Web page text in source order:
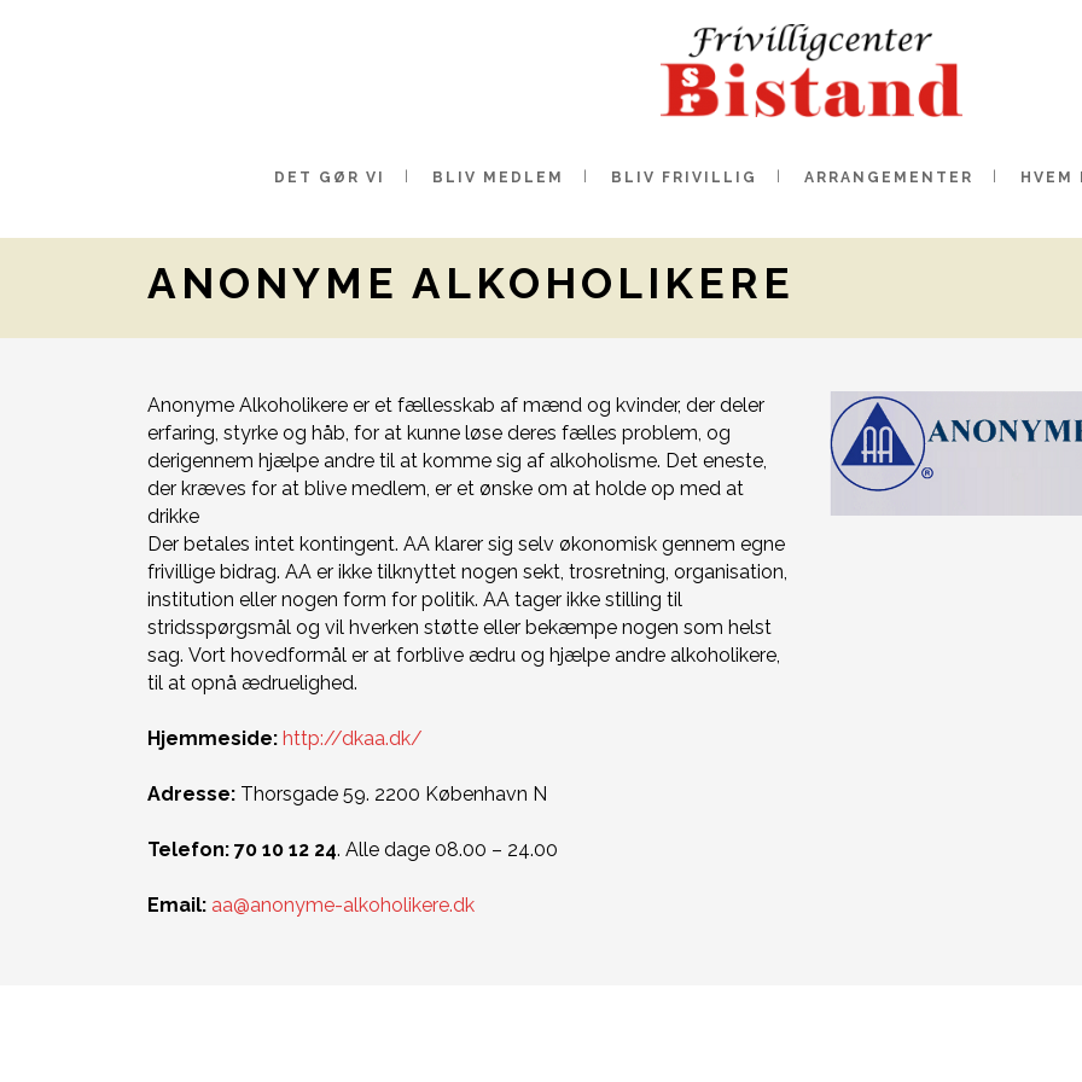
DET GØR VI BLIV MEDLEM BLIV FRIVILLIG ARRANGEMENTER HVEM
ANONYME ALKOHOLIKERE
Anonyme Alkoholikere er et fællesskab af mænd og kvinder, der deler
erfaring, styrke og håb, for at kunne løse deres fælles problem, og
derigennem hjælpe andre til at komme sig af alkoholisme. Det eneste,
der kræves for at blive medlem, er et ønske om at holde op med at
drikke
Der betales intet kontingent. AA klarer sig selv økonomisk gennem egne
frivillige bidrag. AA er ikke tilknyttet nogen sekt, trosretning, organisation,
institution eller nogen form for politik. AA tager ikke stilling til
stridsspørgsmål og vil hverken støtte eller bekæmpe nogen som helst
sag. Vort hovedformål er at forblive ædru og hjælpe andre alkoholikere,
til at opnå ædruelighed.
Hjemmeside: http://dkaa.dk/
Adresse: Thorsgade 59. 2200 København N
Telefon: 70 10 12 24. Alle dage 08.00 – 24.00
Email: aa@anonyme-alkoholikere.dk